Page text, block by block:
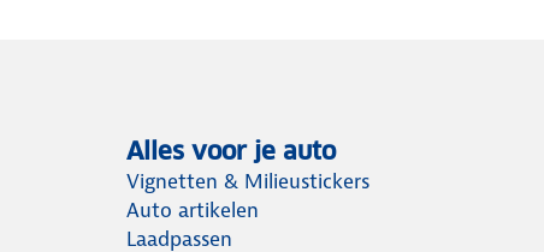
Alles voor je auto
Vignetten & Milieustickers
Auto artikelen
Laadpassen